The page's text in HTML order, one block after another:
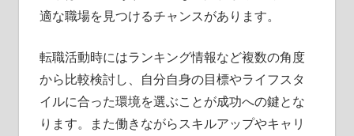
適な職場を見つけるチャンスがあります。
転職活動時にはランキング情報など複数の角度
から比較検討し、自分自身の目標やライフスタ
イルに合った環境を選ぶことが成功への鍵とな
ります。また働きながらスキルアップやキャリ